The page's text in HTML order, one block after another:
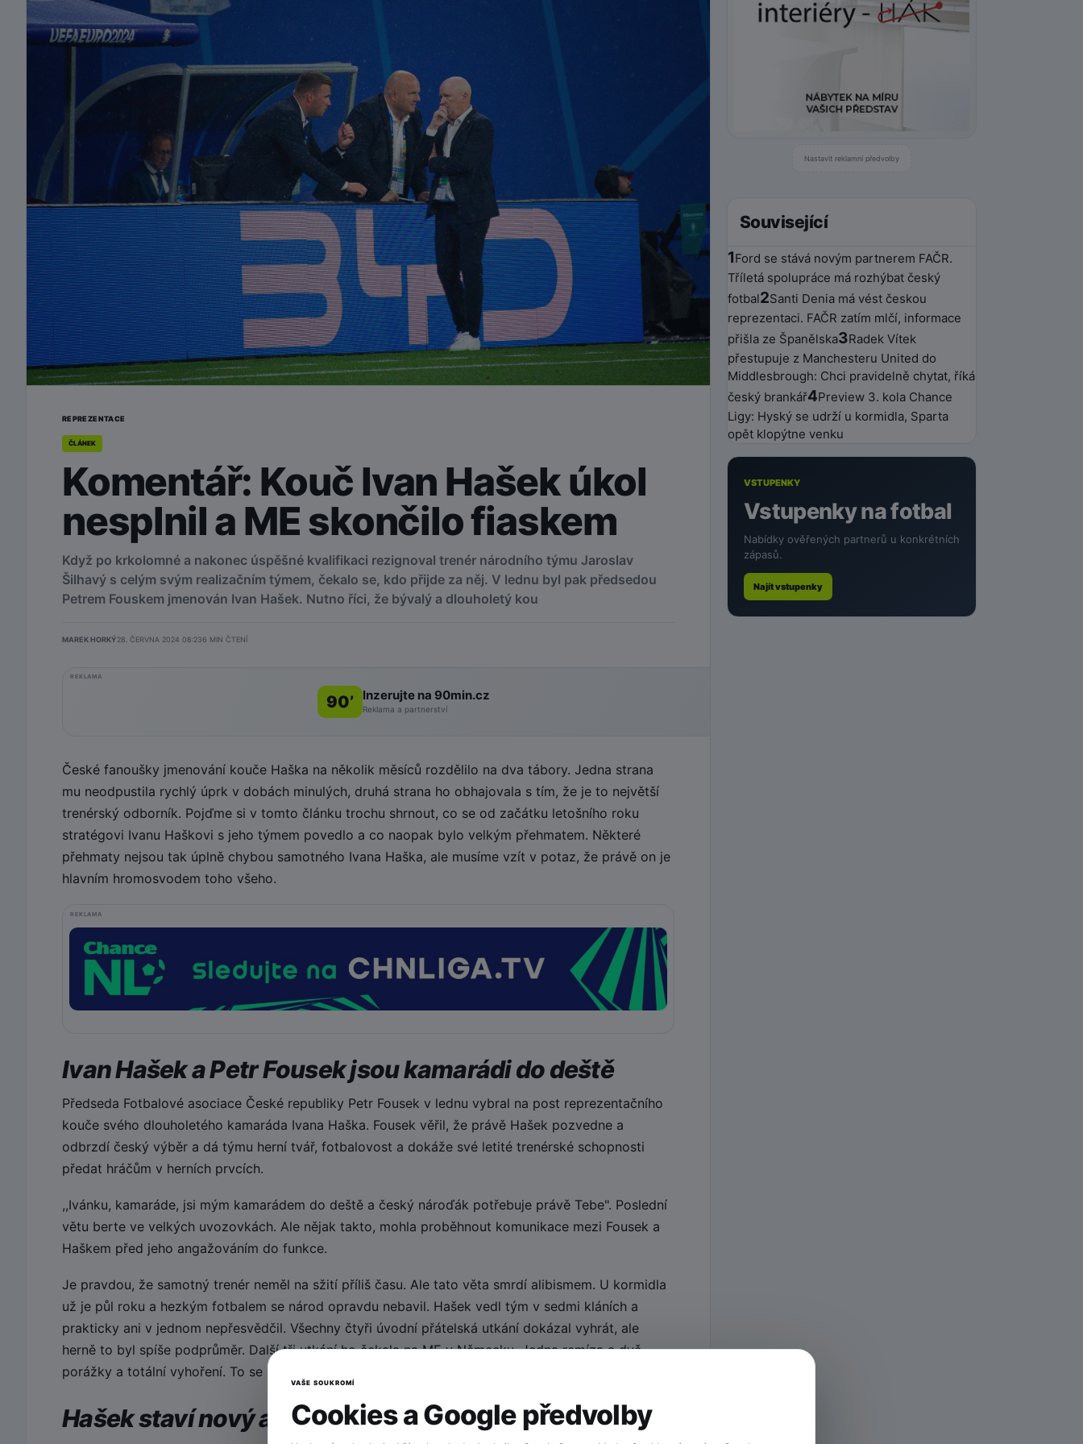
REPREZENTACE
ČLÁNEK
Komentář: Kouč Ivan Hašek úkol
nesplnil a ME skončilo fiaskem
Když po krkolomné a nakonec úspěšné kvalifikaci rezignoval trenér národního týmu Jaroslav
Šilhavý s celým svým realizačním týmem, čekalo se, kdo přijde za něj. V lednu byl pak předsedou
Petrem Fouskem jmenován Ivan Hašek. Nutno říci, že bývalý a dlouholetý kou
MAREK HORKÝ28. ČERVNA 2024 08:236 MIN ČTENÍ
REKLAMA
90’ Inzerujte na 90min.cz
Reklama a partnerství
České fanoušky jmenování kouče Haška na několik měsíců rozdělilo na dva tábory. Jedna strana
mu neodpustila rychlý úprk v dobách minulých, druhá strana ho obhajovala s tím, že je to největší
trenérský odborník. Pojďme si v tomto článku trochu shrnout, co se od začátku letošního roku
stratégovi Ivanu Haškovi s jeho týmem povedlo a co naopak bylo velkým přehmatem. Některé
přehmaty nejsou tak úplně chybou samotného Ivana Haška, ale musíme vzít v potaz, že právě on je
hlavním hromosvodem toho všeho.
REKLAMA
Ivan Hašek a Petr Fousek jsou kamarádi do deště
Předseda Fotbalové asociace České republiky Petr Fousek v lednu vybral na post reprezentačního
kouče svého dlouholetého kamaráda Ivana Haška. Fousek věřil, že právě Hašek pozvedne a
odbrzdí český výběr a dá týmu herní tvář, fotbalovost a dokáže své letité trenérské schopnosti
předat hráčům v herních prvcích.
,,Ivánku, kamaráde, jsi mým kamarádem do deště a český nároďák potřebuje právě Tebe". Poslední
větu berte ve velkých uvozovkách. Ale nějak takto, mohla proběhnout komunikace mezi Fousek a
Haškem před jeho angažováním do funkce.
Je pravdou, že samotný trenér neměl na sžití příliš času. Ale tato věta smrdí alibismem. U kormidla
už je půl roku a hezkým fotbalem se národ opravdu nebavil. Hašek vedl tým v sedmi kláních a
prakticky ani v jednom nepřesvědčil. Všechny čtyři úvodní přátelská utkání dokázal vyhrát, ale
herně to byl spíše podprůměr. Další tři utkání ho čekala na ME v Německu. Jedna remíza a dvě
porážky a totální vyhoření. To se opravdu nepovedlo, trenére!
Hašek staví nový a mladý tým
Nastavit reklamní předvolby
Související
1Ford se stává novým partnerem FAČR.
Tříletá spolupráce má rozhýbat český
fotbal2Santi Denia má vést českou
reprezentaci. FAČR zatím mlčí, informace
přišla ze Španělska3Radek Vítek
přestupuje z Manchesteru United do
Middlesbrough: Chci pravidelně chytat, říká
český brankář4Preview 3. kola Chance
Ligy: Hyský se udrží u kormidla, Sparta
opět klopýtne venku
VSTUPENKY
Vstupenky na fotbal
Nabídky ověřených partnerů u konkrétních
zápasů.
Najít vstupenky
VAŠE SOUKROMÍ
Cookies a Google předvolby